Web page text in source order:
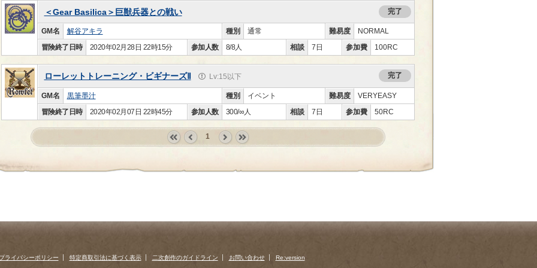
＜Gear Basilica＞巨獣兵器との戦い 完了
GM名 解谷アキラ 種別 通常 難易度
NORMAL
冒険終了日時
2020年02月28日 22時15分 参加人数 8/8人 相談 7日 参加費 100RC
ローレットトレーニング・ビギナーズⅡ Lv:15以下 完了
GM名 黒筆墨汁 種別 イベント 難易度
VERYEASY
冒険終了日時
2020年02月07日 22時45分 参加人数 300/∞人 相談 7日 参加費 50RC
1
ライバシーポリシー 特定商取引法に基づく表示 二次創作のガイドライン お問い合わせ Re:version